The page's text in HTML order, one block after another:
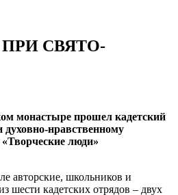
СВЯТО-
монастыре прошел кадетский
нравственному
люди»
авторские, школьников и
шести кадетских отрядов – двух